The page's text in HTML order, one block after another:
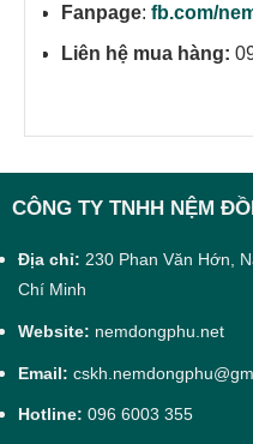
Fanpage: fb.com/
Liên hệ mua hàng:
CÔNG TY TNHH NỆM
Địa chỉ: 230 Phan Văn Hớn,
Chí Minh
Website: nemdongphu.net
Email:
Hotline: 096 6003 355